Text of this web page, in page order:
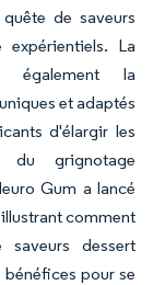
de saveurs
La
également la
et adaptés
d'élargir les
du grignotage
Gum a lancé
comment
dessert
pour se